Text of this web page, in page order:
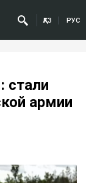
ҚАЗ РУС
стали
армии